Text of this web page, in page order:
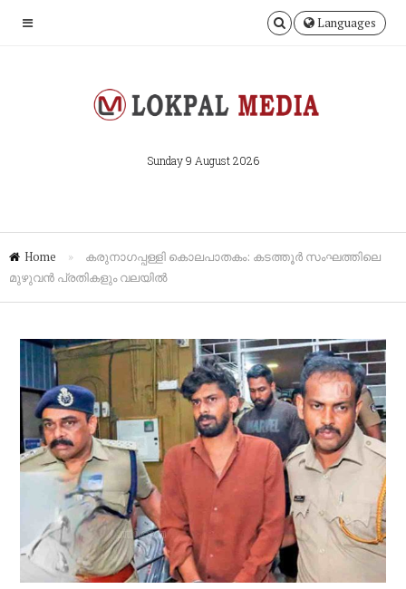
Languages
Sunday 9 August 2026
Home »
കരുനാഗപ്പള്ളി കൊലപാതകം: കടത്തൂർ സംഘത്തിലെ
മുഴുവൻ പ്രതികളും വലയിൽ